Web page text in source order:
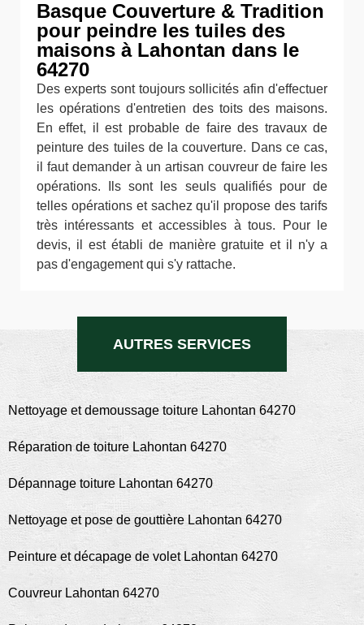
Basque Couverture & Tradition
pour peindre les tuiles des
maisons à Lahontan dans le
64270
Des experts sont toujours sollicités afin d'effectuer
les opérations d'entretien des toits des maisons.
En effet, il est probable de faire des travaux de
peinture des tuiles de la couverture. Dans ce cas,
il faut demander à un artisan couvreur de faire les
opérations. Ils sont les seuls qualifiés pour de
telles opérations et sachez qu'il propose des tarifs
très intéressants et accessibles à tous. Pour le
devis, il est établi de manière gratuite et il n'y a
pas d'engagement qui s'y rattache.
AUTRES SERVICES
Nettoyage et demoussage toiture Lahontan 64270
Réparation de toiture Lahontan 64270
Dépannage toiture Lahontan 64270
Nettoyage et pose de gouttière Lahontan 64270
Peinture et décapage de volet Lahontan 64270
Couvreur Lahontan 64270